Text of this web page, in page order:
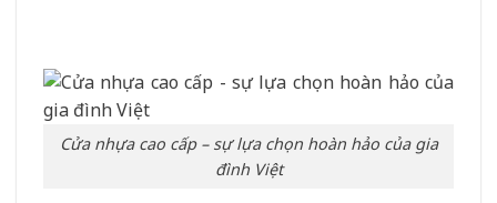
Cửa nhựa cao cấp – sự lựa chọn hoàn hảo của gia
đình Việt